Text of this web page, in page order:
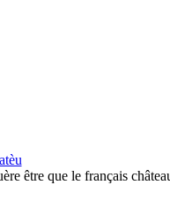
être que le français